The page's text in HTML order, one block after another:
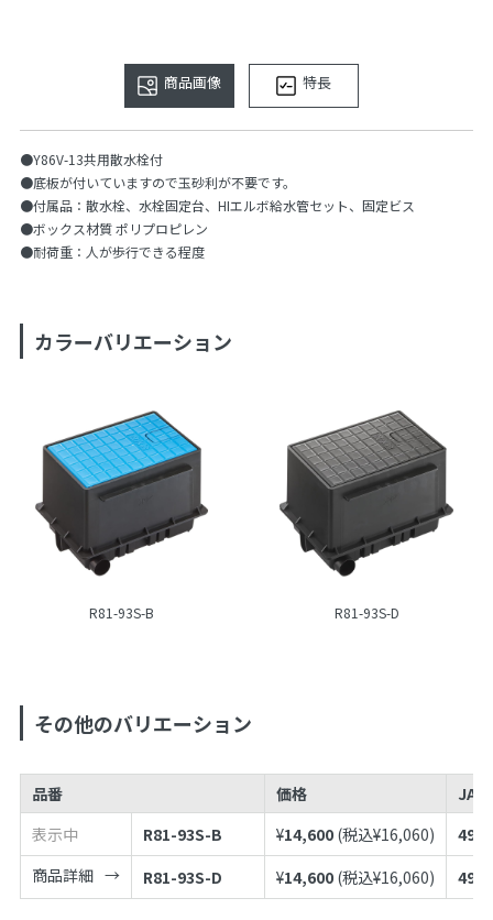
商品画像 特長
●Y86V-13共用散水栓付
●底板が付いていますので玉砂利が不要です。
●付属品：散水栓、水栓固定台、HIエルボ給水管セット、固定ビス
●ボックス材質 ポリプロピレン
●耐荷重：人が歩行できる程度
カラーバリエーション
R81-93S-B R81-93S-D
その他のバリエーション
品番 価格
JAN
表示中
R81-93S-B ¥14,600 (税込¥16,060)
商品詳細
R81-93S-D ¥14,600 (税込¥16,060)